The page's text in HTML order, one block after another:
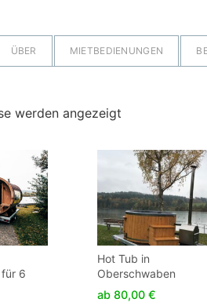
ÜBER MIETBEDIENUNGEN
werden angezeigt
6
Hot Tub in
Oberschwaben
ab 80,00 €